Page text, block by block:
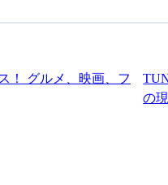
！ グルメ、映画、フ
の